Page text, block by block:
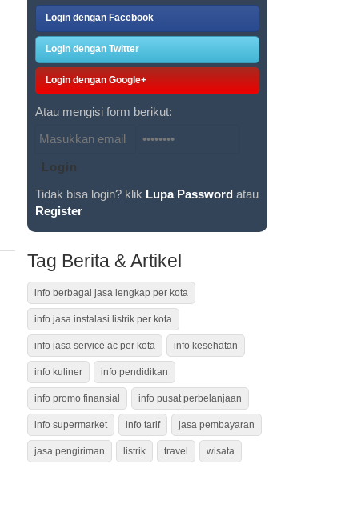
Login dengan Facebook
Login dengan Twitter
Login dengan Google+
Atau mengisi form berikut:
Tidak bisa login? klik Lupa Password atau
Register
Tag Berita & Artikel
info berbagai jasa lengkap per kota
info jasa instalasi listrik per kota
info jasa service ac per kota info kesehatan
info kuliner info pendidikan
info promo finansial info pusat perbelanjaan
info supermarket info tarif jasa pembayaran
jasa pengiriman listrik travel wisata